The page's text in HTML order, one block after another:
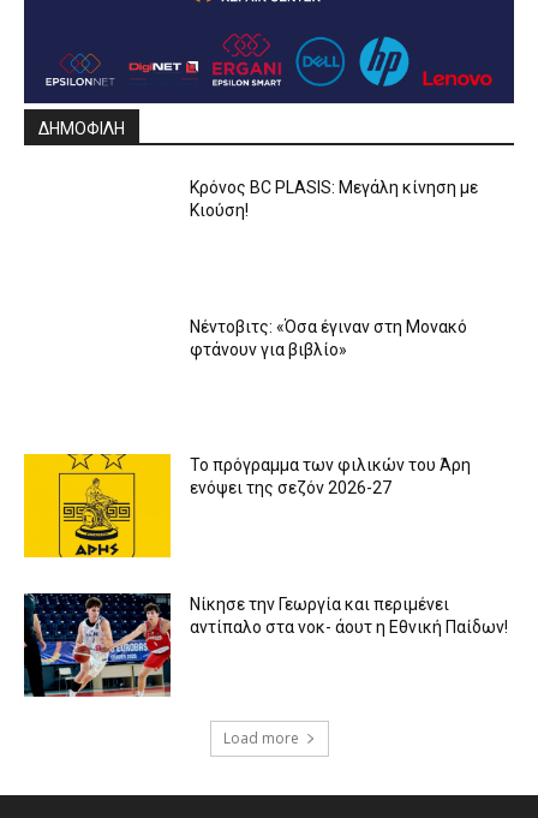
ΔΗΜΟΦΙΛΗ
Κρόνος BC PLASIS: Μεγάλη κίνηση με
Κιούση!
Νέντοβιτς: «Όσα έγιναν στη Μονακό
φτάνουν για βιβλίο»
Το πρόγραμμα των φιλικών του Άρη
ενόψει της σεζόν 2026-27
Νίκησε την Γεωργία και περιμένει
αντίπαλο στα νοκ- άουτ η Εθνική Παίδων!
Load more